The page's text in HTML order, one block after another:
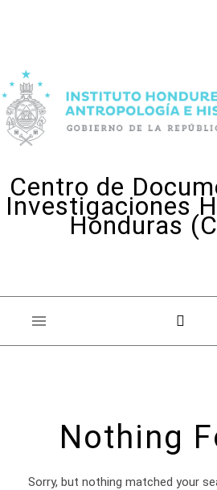
Centro de
Investigaciones
Honduras
Nothing
Sorry, but nothing matched your